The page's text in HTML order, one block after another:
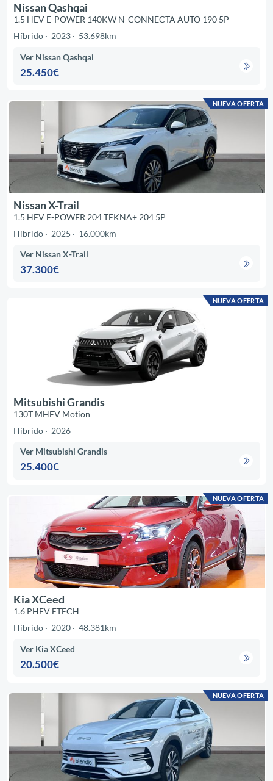
Nissan Qashqai
1.5 HEV E-POWER 140KW N-CONNECTA AUTO 190 5P
Híbrido
2023 53.698km
Ver Nissan Qashqai
25.450€
NUEVA OFERTA
Nissan X-Trail
1.5 HEV E-POWER 204 TEKNA+ 204 5P
Híbrido
2025 16.000km
Ver Nissan X-Trail
37.300€
NUEVA OFERTA
Mitsubishi Grandis
130T MHEV Motion
Híbrido
2026
Ver Mitsubishi Grandis
25.400€
NUEVA OFERTA
Kia XCeed
1.6 PHEV ETECH
Híbrido
2020 48.381km
Ver Kia XCeed
20.500€
NUEVA OFERTA